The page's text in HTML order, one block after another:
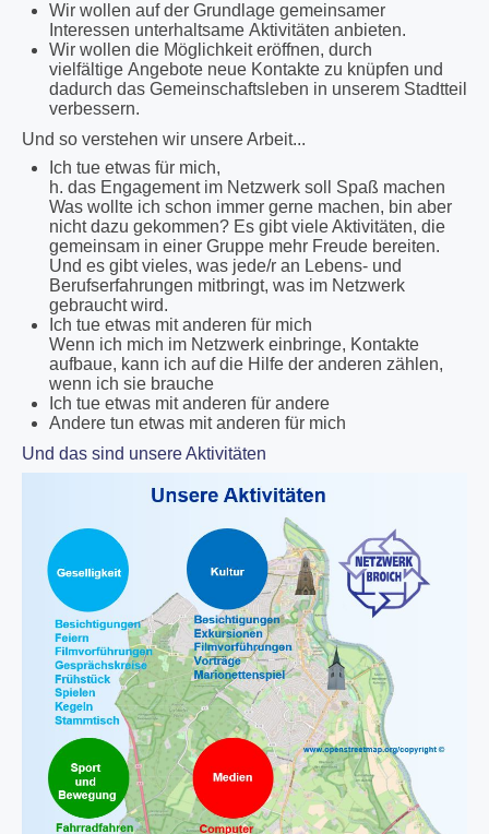
Wir wollen auf der Grundlage gemeinsamer
Interessen unterhaltsame Aktivitäten anbieten.
Wir wollen die Möglichkeit eröffnen, durch
vielfältige Angebote neue Kontakte zu knüpfen und
dadurch das Gemeinschaftsleben in unserem Stadtteil
verbessern.
Und so verstehen wir unsere Arbeit...
Ich tue etwas für mich,
h. das Engagement im Netzwerk soll Spaß machen
Was wollte ich schon immer gerne machen, bin aber
nicht dazu gekommen? Es gibt viele Aktivitäten, die
gemeinsam in einer Gruppe mehr Freude bereiten.
Und es gibt vieles, was jede/r an Lebens- und
Berufserfahrungen mitbringt, was im Netzwerk
gebraucht wird.
Ich tue etwas mit anderen für mich
Wenn ich mich im Netzwerk einbringe, Kontakte
aufbaue, kann ich auf die Hilfe der anderen zählen,
wenn ich sie brauche
Ich tue etwas mit anderen für andere
Andere tun etwas mit anderen für mich
Und das sind unsere Aktivitäten